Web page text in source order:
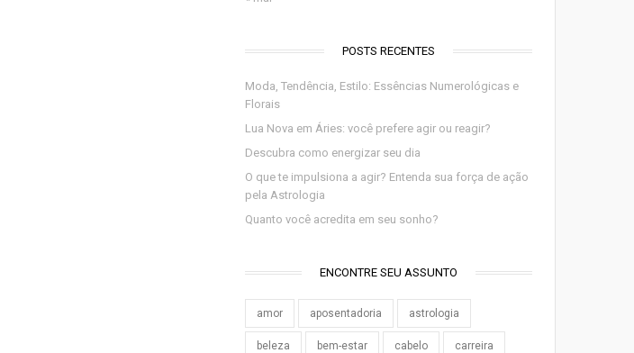
POSTS RECENTES
Moda, Tendência, Estilo: Essências Numerológicas e
Florais
Lua Nova em Áries: você prefere agir ou reagir?
Descubra como energizar seu dia
O que te impulsiona a agir? Entenda sua força de ação
pela Astrologia
Quanto você acredita em seu sonho?
ENCONTRE SEU ASSUNTO
amor aposentadoria astrologia
beleza bem-estar cabelo carreira